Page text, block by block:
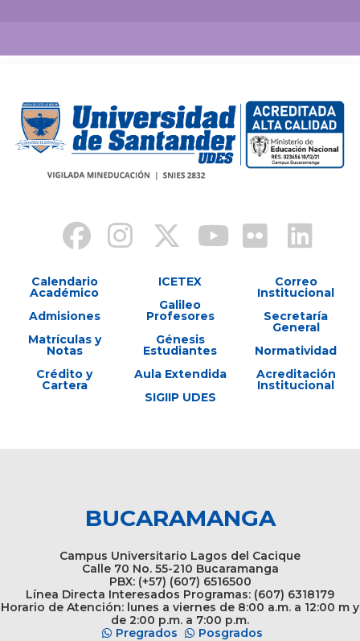
Calendario
Académico
Admisiones
Matrículas y
Notas
Crédito y
Cartera
ICETEX
Galileo
Profesores
Génesis
Estudiantes
Aula Extendida
SIGIIP UDES
Correo
Institucional
Secretaría
General
Normatividad
Acreditación
Institucional
BUCARAMANGA
Campus Universitario Lagos del Cacique
Calle 70 No. 55-210 Bucaramanga
PBX: (+57) (607) 6516500
Línea Directa Interesados Programas: (607) 6318179
Horario de Atención: lunes a viernes de 8:00 a.m. a 12:00 m y
de 2:00 p.m. a 7:00 p.m.
Pregrados
Posgrados